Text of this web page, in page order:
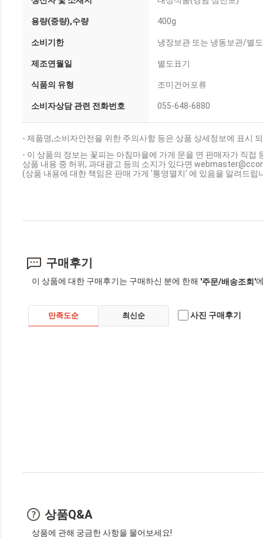
용량(중량),수량 400g
소비기한 냉장보관 또는 냉동보관/별
제조연월일 별도표기
식품의 유형 조미건어포류
소비자상담 관련 전화번호 055-648-6880
- 제품명,소비자안전을 위한 주의사항 등은 상품 상세정보에 표시
- 이 상품의 정보는 꽃피는 아침마을에 가게 문을 연 판매자가 직접
상품 내용 중 허위, 과대광고 등의 소지가 있다면
(상품 내용에 대한 책임은 판매 가게 '통영멸치' 에 있음을 알려드립
구매후기
이 상품에 대한 구매후기는 구매하신 분에 한해 '주문/배송조회'
만족도순 최신순 사진 구매후기
상품Q&A
상품에 관해 궁금한 사항을 물어보세요!